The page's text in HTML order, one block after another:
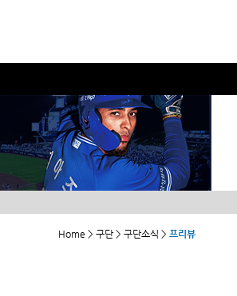
Home > 구단 > 구단소식 > 프리뷰